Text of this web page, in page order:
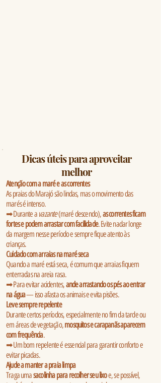
Dicas úteis para aproveitar
melhor
Atenção com a maré e as correntes
As praias do Marajó são lindas, mas o movimento das
marés é intenso.
➡ Durante a vazante(maré descendo),as correntes ficam
fortes e podem arrastar com facilidade. Evite nadar longe
da margem nesse período e sempre fique atento às
crianças.
Cuidado com arraias na maré seca
Quando a maré está seca, é comum que arraias fiquem
enterradas na areia rasa.
➡ Para evitar acidentes,ande arrastando os pés ao entrar
na água— isso afasta os animais e evita pisões.
Leve sempre repelente
Durante certos períodos, especialmente no fim da tarde ou
em áreas de vegetação,mosquitos e carapanãs aparecem
com frequência.
➡ Um bom repelente é essencial para garantir conforto e
evitar picadas.
Ajude a manter a praia limpa
Traga umasacolinha para recolher seu lixoe, se possível,